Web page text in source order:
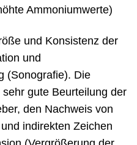
Ammoniumwerte)
und Konsistenz der
und
(Sonografie). Die
gute Beurteilung der
den Nachweis von
indirekten Zeichen